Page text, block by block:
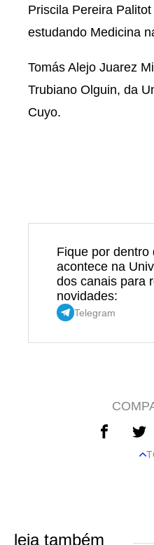
Priscila Pereira
estudando Medicina
Tomás Alejo Juarez
Trubiano Olguin, da
Cuyo.
Fique por dentro
acontece na
dos canais para
novidades:
Telegram
leia também